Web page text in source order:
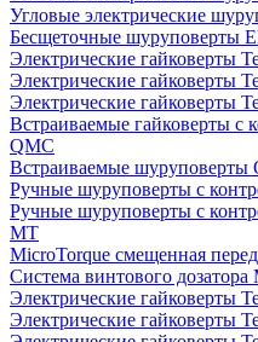
Угловые электрические
Бесщеточные шуруповерты
Электрические гайковерты
Электрические гайковерты
Электрические гайковерты
Встраиваемые гайковерты с
QMC
Встраиваемые шуруповерты
Ручные шуруповерты с
Ручные шуруповерты с
MT
MicroTorque смещенная
Система винтового дозатора
Электрические гайковерты
Электрические гайковерты